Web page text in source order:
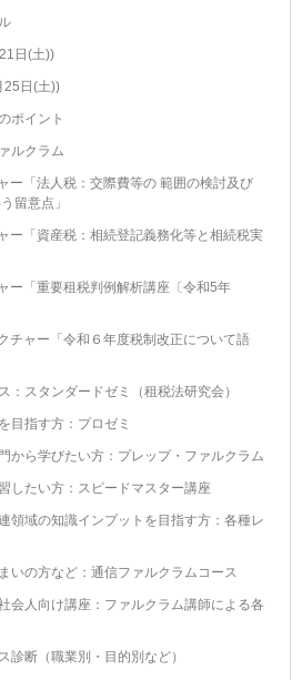
日(土))
25日(土))
ポイント
ルクラム
ー「法人税：交際費等の 範囲の検討及び
留意点」
ー「資産税：相続登記義務化等と相続税実
ー「重要租税判例解析講座〔令和5年
チャー「令和６年度税制改正について語
：スタンダードゼミ（租税法研究会）
目指す方：プロゼミ
から学びたい方：プレップ・ファルクラム
したい方：スピードマスター講座
領域の知識インプットを目指す方：各種レ
いの方など：通信ファルクラムコース
会人向け講座：ファルクラム講師による各
診断（職業別・目的別など）